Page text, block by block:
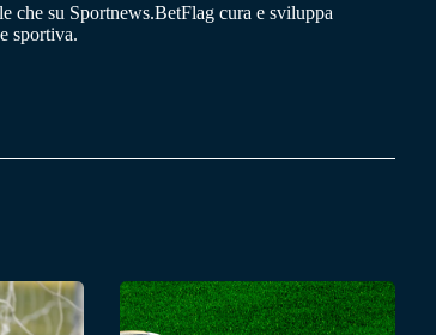
che su Sportnews.BetFlag cura e sviluppa
sportiva.